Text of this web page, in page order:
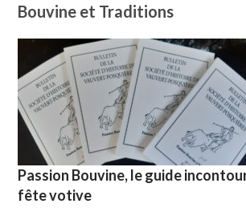
Bouvine et Traditions
Passion Bouvine, le guide
fête votive